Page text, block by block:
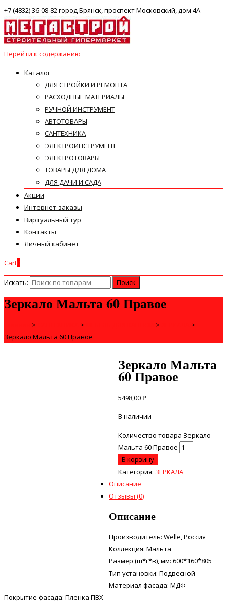
+7 (4832) 36-08-82 город Брянск, проспект Московский, дом 4А
Перейти к содержанию
Каталог
ДЛЯ СТРОЙКИ И РЕМОНТА
РАСХОДНЫЕ МАТЕРИАЛЫ
РУЧНОЙ ИНСТРУМЕНТ
АВТОТОВАРЫ
САНТЕХНИКА
ЭЛЕКТРОИНСТРУМЕНТ
ЭЛЕКТРОТОВАРЫ
ТОВАРЫ ДЛЯ ДОМА
ДЛЯ ДАЧИ И САДА
Акции
Интернет-заказы
Виртуальный тур
Контакты
Личный кабинет
Cart
Искать:
Зеркало Мальта 60 Правое
> > >
>
Зеркало Мальта 60 Правое
Зеркало Мальта
60 Правое
5498,00₽
В наличии
Количество товара Зеркало
Мальта 60 Правое
В корзину
Категория: ЗЕРКАЛА
Описание
Отзывы (0)
Описание
Производитель: Welle, Россия
Коллекция: Мальта
Размер (ш*г*в), мм: 600*160*805
Тип установки: Подвесной
Материал фасада: МДФ
Покрытие фасада: Пленка ПВХ